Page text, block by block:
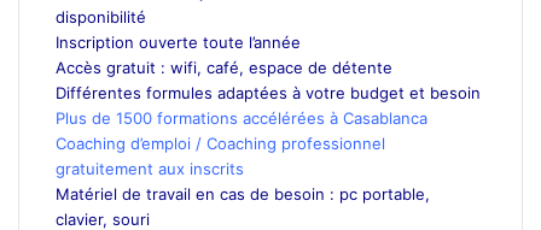
disponibilité
Inscription ouverte toute l’année
Accès gratuit : wifi, café, espace de détente
Différentes formules adaptées à votre budget et besoin
Plus de 1500 formations accélérées à Casablanca
Coaching d’emploi / Coaching professionnel
gratuitement aux inscrits
Matériel de travail en cas de besoin : pc portable,
clavier, souri